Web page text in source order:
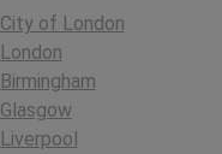
City of London
London
Birmingham
Glasgow
Liverpool